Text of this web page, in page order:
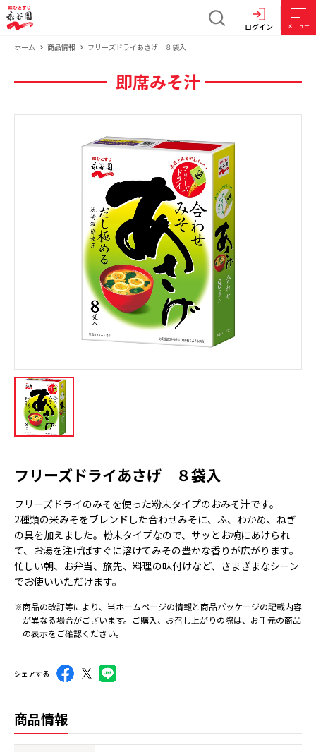
ログイン メニュー
ホーム 商品情報 フリーズドライあさげ ８袋入
即席みそ汁
フリーズドライあさげ ８袋入
フリーズドライのみそを使った粉末タイプのおみそ汁です。
2種類の米みそをブレンドした合わせみそに、ふ、わかめ、ねぎ
の具を加えました。粉末タイプなので、サッとお椀にあけられ
て、お湯を注げばすぐに溶けてみその豊かな香りが広がります。
忙しい朝、お弁当、旅先、料理の味付けなど、さまざまなシーン
でお使いいただけます。
※商品の改訂等により、当ホームページの情報と商品パッケージの記載内容
が異なる場合がございます。ご購入、お召し上がりの際は、お手元の商品
の表示をご確認ください。
シェアする
商品情報